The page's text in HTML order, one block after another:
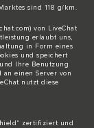
sind 118 g/km.
) von LiveChat
erlaubt uns,
in Form eines
und speichert
Ihre Benutzung
an einen Server von
nutzt diese
zertifiziert und